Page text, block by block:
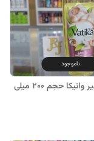
ناموجود
روغن مو سیر واتیکا حجم 200 میلی